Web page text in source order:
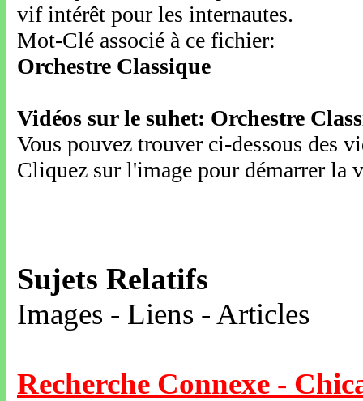
vif intérêt pour les internautes.
Mot-Clé associé à ce fichier:
Orchestre Classique
Vidéos sur le suhet: Orchestre
Vous pouvez trouver ci-dessous des
Cliquez sur l'image pour démarrer la
Sujets Relatifs
Images - Liens - Articles
Recherche Connexe -